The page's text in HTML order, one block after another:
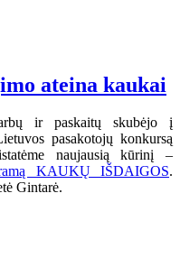
ateina kaukai
ir paskaitų skubėjo į
pasakotojų konkursą
naujausią kūrinį –
KAUKŲ IŠDAIGOS.
Gintarė.